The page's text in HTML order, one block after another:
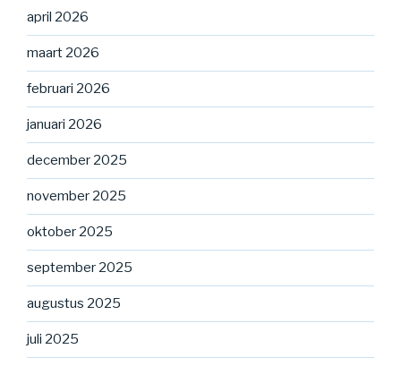
april 2026
maart 2026
februari 2026
januari 2026
december 2025
november 2025
oktober 2025
september 2025
augustus 2025
juli 2025